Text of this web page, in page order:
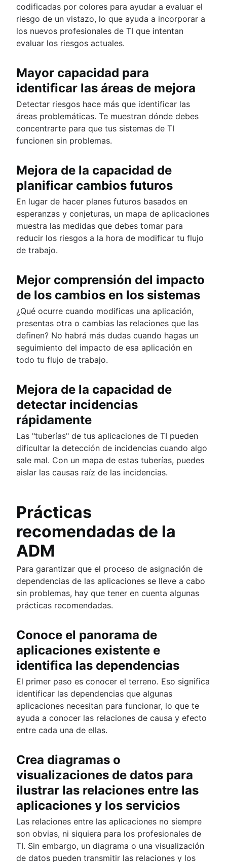
codificadas por colores para ayudar a evaluar el
riesgo de un vistazo, lo que ayuda a incorporar a
los nuevos profesionales de TI que intentan
evaluar los riesgos actuales.
Mayor capacidad para
identificar las áreas de mejora
Detectar riesgos hace más que identificar las
áreas problemáticas. Te muestran dónde debes
concentrarte para que tus sistemas de TI
funcionen sin problemas.
Mejora de la capacidad de
planificar cambios futuros
En lugar de hacer planes futuros basados en
esperanzas y conjeturas, un mapa de aplicaciones
muestra las medidas que debes tomar para
reducir los riesgos a la hora de modificar tu flujo
de trabajo.
Mejor comprensión del impacto
de los cambios en los sistemas
¿Qué ocurre cuando modificas una aplicación,
presentas otra o cambias las relaciones que las
definen? No habrá más dudas cuando hagas un
seguimiento del impacto de esa aplicación en
todo tu flujo de trabajo.
Mejora de la capacidad de
detectar incidencias
rápidamente
Las "tuberías" de tus aplicaciones de TI pueden
dificultar la detección de incidencias cuando algo
sale mal. Con un mapa de estas tuberías, puedes
aislar las causas raíz de las incidencias.
Prácticas
recomendadas de la
ADM
Para garantizar que el proceso de asignación de
dependencias de las aplicaciones se lleve a cabo
sin problemas, hay que tener en cuenta algunas
prácticas recomendadas.
Conoce el panorama de
aplicaciones existente e
identifica las dependencias
El primer paso es conocer el terreno. Eso significa
identificar las dependencias que algunas
aplicaciones necesitan para funcionar, lo que te
ayuda a conocer las relaciones de causa y efecto
entre cada una de ellas.
Crea diagramas o
visualizaciones de datos para
ilustrar las relaciones entre las
aplicaciones y los servicios
Las relaciones entre las aplicaciones no siempre
son obvias, ni siquiera para los profesionales de
TI. Sin embargo, un diagrama o una visualización
de datos pueden transmitir las relaciones y los